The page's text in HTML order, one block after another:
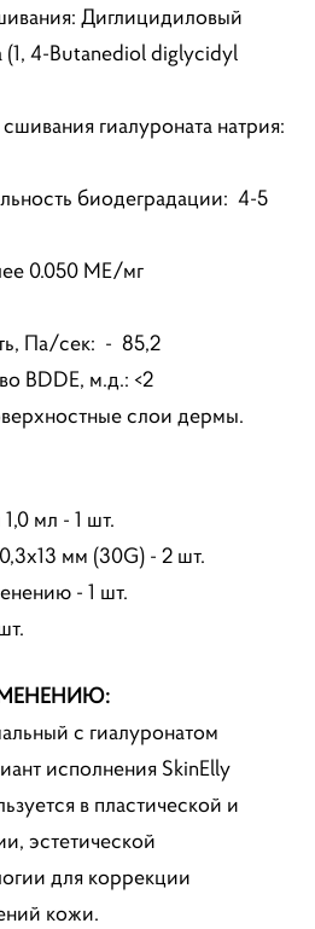
Диглицидиловый
(1, 4-Butanediol diglycidyl
гиалуроната натрия:
биодеградации: 4-5
0.050 МЕ/мг
Па/сек: - 85,2
BDDE, м.д.: <2
слои дермы.
мл - 1 шт.
мм (30G) - 2 шт.
- 1 шт.
с гиалуронатом
исполнения SkinElly
в пластической и
эстетической
для коррекции
кожи.